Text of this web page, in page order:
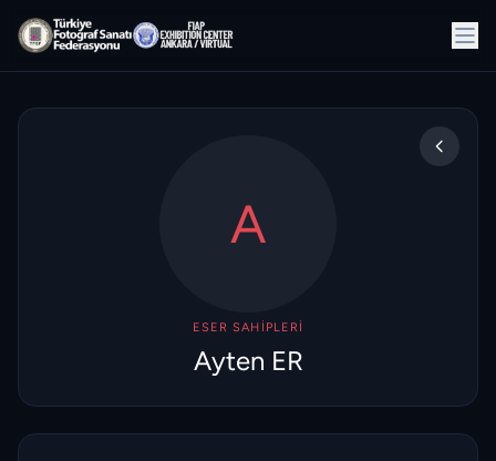
A
ESER SAHIPLERI
Ayten ER